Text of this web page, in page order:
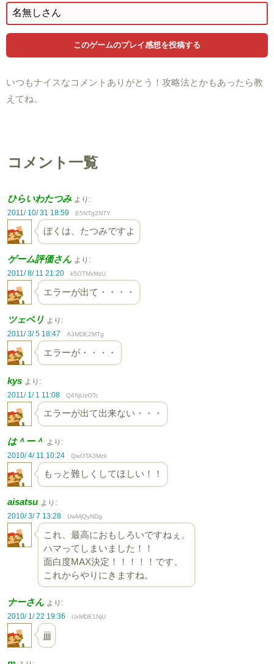
いつもナイスなコメントありがとう！攻略法とかもあったら教
えてね。
コメント一覧
ひらいわたつみ より:
2011/ 10/ 31 18:59
E5NTg2NTY
ぼくは、たつみですよ
ゲーム評価さん より:
2011/ 8/ 11 21:20
k5OTMxMzU
エラーが出て・・・・
ツェペリ より:
2011/ 3/ 5 18:47
A3MDE2MTg
エラーが・・・・
kys より:
2011/ 1/ 1 11:08
Q4NjUzOTc
エラーが出て出来ない・・・
は＾ー＾ より:
2010/ 4/ 11 10:24
QwOTA3Mzk
もっと難しくしてほしい！！
aisatsu より:
2010/ 3/ 7 13:28
UwMjQyNDg
これ、最高におもしろいですねぇ。
ハマってしまいました！！
面白度MAX決定！！！！！です。
これからやりにきますね。
ナーさん より:
2010/ 1/ 22 19:36
UxMDE1NjU
jjjj